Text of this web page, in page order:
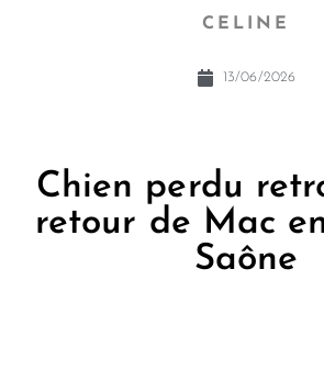
CELINE
13/06/2026
Chien perdu
retour de Mac
Saône